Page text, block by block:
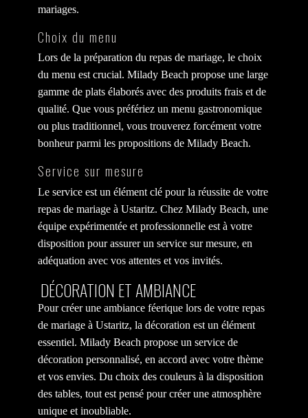
mariages.
Choix du menu
Lors de la préparation du repas de mariage, le choix
du menu est crucial. Milady Beach propose une large
gamme de plats élaborés avec des produits frais et de
qualité. Que vous préfériez un menu gastronomique
ou plus traditionnel, vous trouverez forcément votre
bonheur parmi les propositions de Milady Beach.
Service sur mesure
Le service est un élément clé pour la réussite de votre
repas de mariage à Ustaritz. Chez Milady Beach, une
équipe expérimentée et professionnelle est à votre
disposition pour assurer un service sur mesure, en
adéquation avec vos attentes et vos invités.
DÉCORATION ET AMBIANCE
Pour créer une ambiance féerique lors de votre repas
de mariage à Ustaritz, la décoration est un élément
essentiel. Milady Beach propose un service de
décoration personnalisé, en accord avec votre thème
et vos envies. Du choix des couleurs à la disposition
des tables, tout est pensé pour créer une atmosphère
unique et inoubliable.